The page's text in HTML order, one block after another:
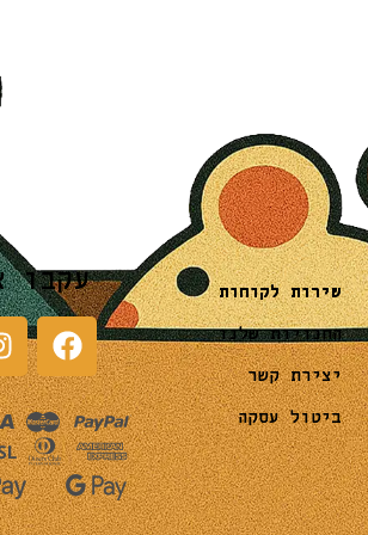
שירות לקוחות
החנויות שלנו
יצירת קשר
ביטול עסקה
עקבו